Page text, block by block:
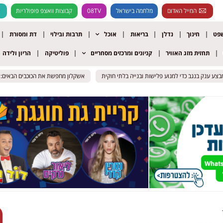
המייל האדום מלחמה בישראל 08TV קבוצות וואצפ פופולריות
חינוך נדלן בריאות אוכל תרבות ובילוי דת ומסורת
תחזית מזג האוויר קניונים ומרכזים מסחריים פוליטיקה הריון ולידה
אשקלון מחפשת את הכוכבים הבאים: ההרשמה
אשקלון מחפשת את הכוכבים הבאים: ההרשמה